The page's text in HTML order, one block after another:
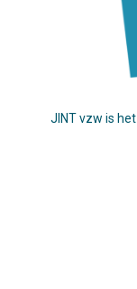
JINT vzw is